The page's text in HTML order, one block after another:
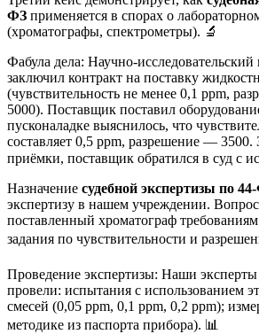
ФЗ применяется в спорах о
(хроматографы, спектрометры). 🔬
Фабула дела: Научно-
заключил контракт на поставку
(чувствительность не менее 0,1 ppm,
5000). Поставщик поставил
пусконаладке выяснилось, что
составляет 0,5 ppm, разрешение — 3500.
приёмки, поставщик обратился в суд с
Назначение судебной экспертизы по
экспертизу в нашем учреждении.
поставленный хроматограф
задания по чувствительности и
Проведение экспертизы: Наши эксперты
провели: испытания с использованием
смесей (0,05 ppm, 0,1 ppm, 0,2 ppm);
методике из паспорта прибора). 📊